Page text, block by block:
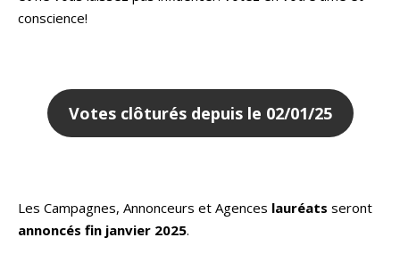
conscience!
Votes clôturés depuis le 02/01/25
Les Campagnes, Annonceurs et Agences lauréats seront
annoncés fin janvier 2025.